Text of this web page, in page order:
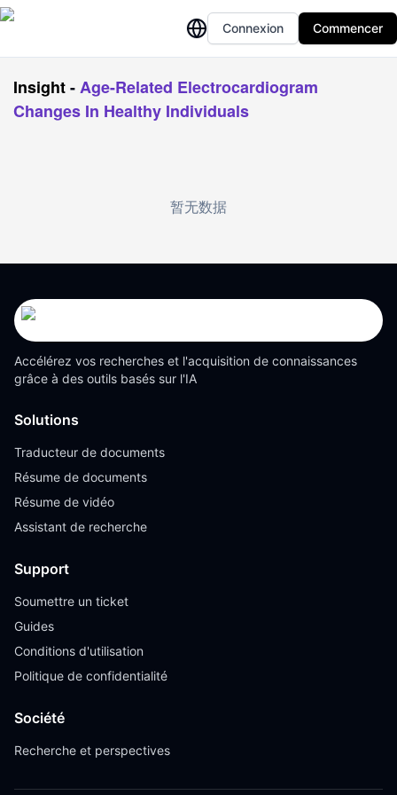
Connexion Commencer
Insight-Age-Related Electrocardiogram
Changes In Healthy Individuals
暂无数据
Accélérez vos recherches et l'acquisition de connaissances
grâce à des outils basés sur l'IA
Solutions
Traducteur de documents
Résume de documents
Résume de vidéo
Assistant de recherche
Support
Soumettre un ticket
Guides
Conditions d'utilisation
Politique de confidentialité
Société
Recherche et perspectives